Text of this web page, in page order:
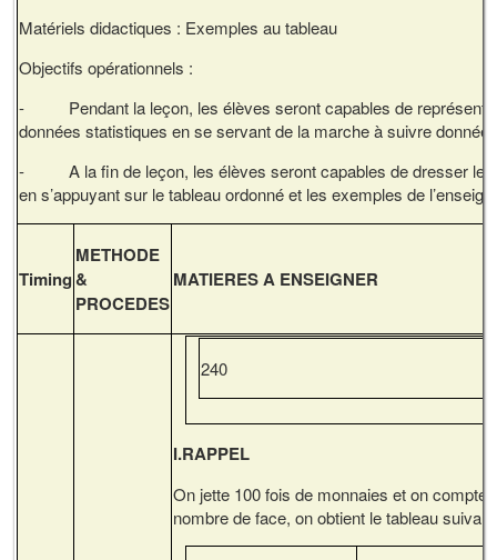
Matériels didactiques : Exemples au tableau
Objectifs opérationnels :
- Pendant la leçon, les élèves seront capables de
données statistiques en se servant de la marche à suivre donnée
- A la fin de leçon, les élèves seront capables de dresser le
en s’appuyant sur le tableau ordonné et les exemples de
Timing
METHODE
&
PROCEDES
MATIERES A ENSEIGNER
240
I.RAPPEL
On jette 100 fois de monnaies et on compte
nombre de face, on obtient le tableau